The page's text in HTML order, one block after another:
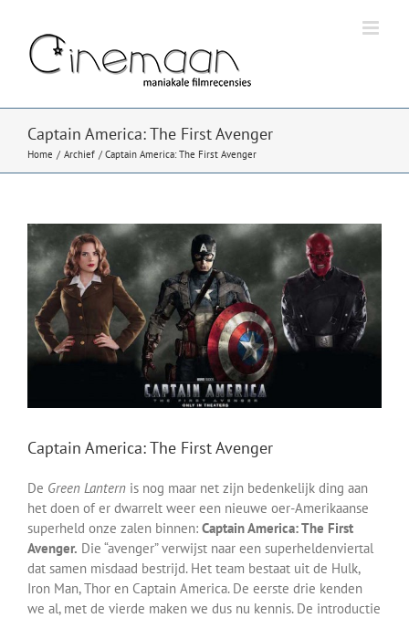
inhoud
Captain America: The First Avenger
Home Archief Captain America: The First Avenger
Bekijk
grotere
afbeelding
Captain America: The First Avenger
De Green Lantern is nog maar net zijn bedenkelijk ding aan
het doen of er dwarrelt weer een nieuwe oer-Amerikaanse
superheld onze zalen binnen: Captain America: The First
Avenger. Die “avenger” verwijst naar een superheldenviertal
dat samen misdaad bestrijd. Het team bestaat uit de Hulk,
Iron Man, Thor en Captain America. De eerste drie kenden
we al, met de vierde maken we dus nu kennis. De introductie